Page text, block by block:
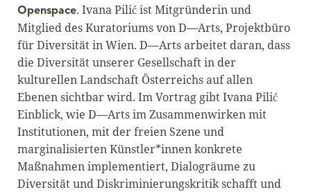
Openspace. Ivana Pilić ist Mitgründerin und
Mitglied des Kuratoriums von D—Arts, Projektbüro
für Diversität in Wien. D—Arts arbeitet daran, dass
die Diversität unserer Gesellschaft in der
kulturellen Landschaft Österreichs auf allen
Ebenen sichtbar wird. Im Vortrag gibt Ivana Pilić
Einblick, wie D—Arts im Zusammenwirken mit
Institutionen, mit der freien Szene und
marginalisierten Künstler*innen konkrete
Maßnahmen implementiert, Dialogräume zu
Diversität und Diskriminierungskritik schafft und